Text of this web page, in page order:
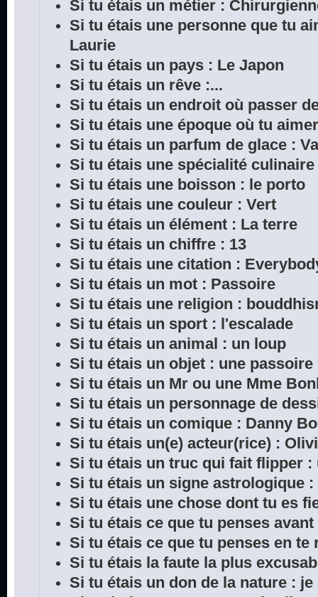
Si tu étais un métier :
Si tu étais une personne que tu
Laurie
Si tu étais un pays : Le Japon
Si tu étais un rêve :...
Si tu étais un endroit où passer
Si tu étais une époque où tu
Si tu étais un parfum de glace :
Si tu étais une spécialité
Si tu étais une boisson : le porto
Si tu étais une couleur : Vert
Si tu étais un élément : La terre
Si tu étais un chiffre : 13
Si tu étais une citation :
Si tu étais un mot : Passoire
Si tu étais une religion :
Si tu étais un sport : l'escalade
Si tu étais un animal : un loup
Si tu étais un objet : une passoire
Si tu étais un Mr ou une Mme
Si tu étais un personnage de
Si tu étais un comique : Danny
Si tu étais un(e) acteur(rice) :
Si tu étais un truc qui fait flipper :
Si tu étais un signe astrologique :
Si tu étais une chose dont tu es
Si tu étais ce que tu penses
Si tu étais ce que tu penses en te
Si tu étais la faute la plus
Si tu étais un don de la nature : je